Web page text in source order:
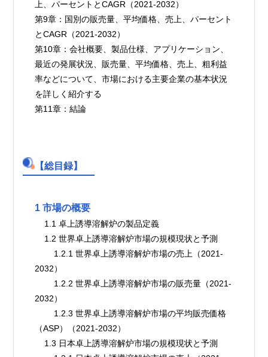
上、パーセントとCAGR（2021-2032）
第9章：国別の販売量、平均価格、売上、パーセント
とCAGR（2021-2032）
第10章：会社概要、製品仕様、アプリケーション、
最近の発展状況、販売量、平均価格、売上、粗利益
率などについて、市場における主要企業の基本状況
を詳しく紹介する
第11章：結論
【総目録】
1 市場の概要
    1.1 卓上誘導溶解炉の製品定義
    1.2 世界卓上誘導溶解炉市場の規模現状と予測
2032）
2032）
（ASP）（2021-2032）
    1.3 日本卓上誘導溶解炉市場の規模現状と予測